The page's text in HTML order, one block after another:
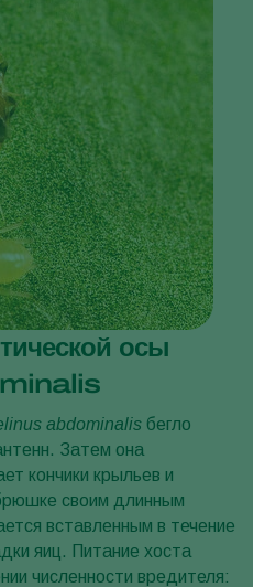
осы
abdominalis бегло
Затем она
кончики крыльев и
своим длинным
вставленным в течение
яиц. Питание хоста
численности вредителя: